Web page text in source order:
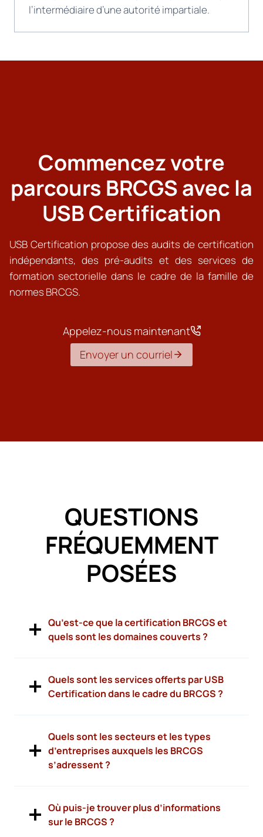
l’intermédiaire d’une autorité impartiale.
Commencez votre
parcours BRCGS avec la
USB Certification
USB Certification propose des audits de certification
indépendants, des pré-audits et des services de
formation sectorielle dans le cadre de la famille de
normes BRCGS.
Appelez-nous maintenant
Envoyer un courriel
QUESTIONS
FRÉQUEMMENT
POSÉES
Qu’est-ce que la certification BRCGS et
quels sont les domaines couverts ?
Quels sont les services offerts par USB
Certification dans le cadre du BRCGS ?
Quels sont les secteurs et les types
d’entreprises auxquels les BRCGS
s’adressent ?
Où puis-je trouver plus d’informations
sur le BRCGS ?